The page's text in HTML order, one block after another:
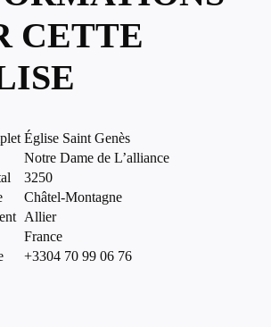
CETTE
Église Saint Genès
Notre Dame de L’alliance
3250
Châtel-Montagne
Allier
France
+3304 70 99 06 76